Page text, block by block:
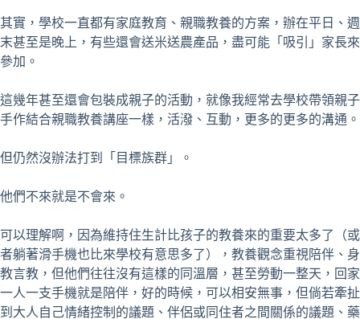
其實，學校一直都有家庭教育、親職教養的方案，辦在平日、週
末甚至是晚上，有些還會送米送農產品，盡可能「吸引」家長來
參加。
這幾年甚至還會包裝成親子的活動，就像我經常去學校帶領親子
手作結合親職教養講座一樣，活潑、互動，更多的更多的溝通。
但仍然沒辦法打到「目標族群」。
他們不來就是不會來。
可以理解啊，因為維持住生計比孩子的教養來的重要太多了（或
者躺著滑手機也比來學校有意思多了），教養觀念重視陪伴、身
教言教，但他們往往沒有這樣的同溫層，甚至勞動一整天，回家
一人一支手機就是陪伴，好的時候，可以相安無事，但倘若牽扯
到大人自己情緒控制的議題、伴侶或同住者之間關係的議題、藥